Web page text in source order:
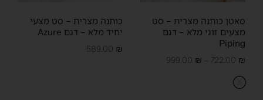
סאטן כותנה מצרית – סט
מצעים זוגי מלא – דגם
Piping
722.00 ₪
–
999.00 ₪
כותנה מצרית – סט מצעי
יחיד מלא – דגם Azure
589.00 ₪